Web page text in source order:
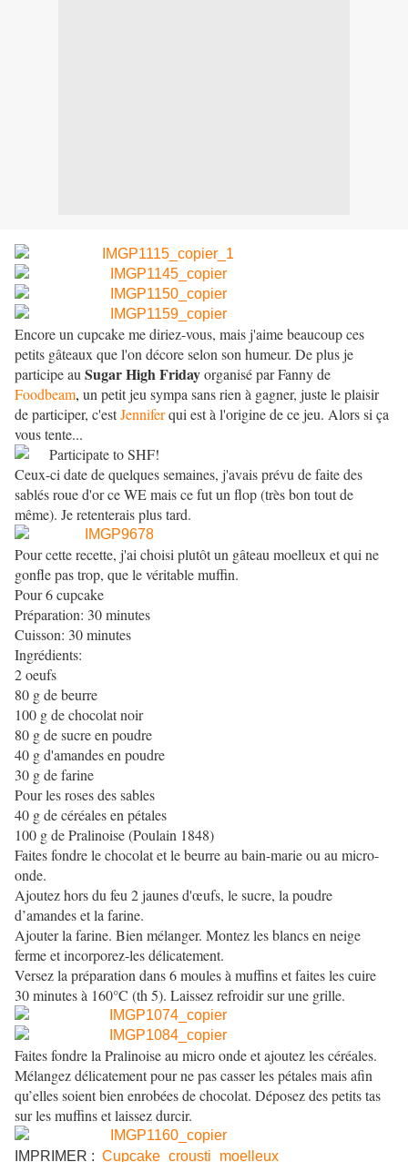
Encore un cupcake me diriez-vous, mais j'aime beaucoup ces
petits gâteaux que l'on décore selon son humeur. De plus je
participe au Sugar High Fridayorganisé par Fanny de
Foodbeam, un petit jeu sympa sans rien à gagner, juste le plaisir
de participer, c'estJenniferqui est à l'origine de ce jeu. Alors si ça
vous tente...
Ceux-ci date de quelques semaines, j'avais prévu de faite des
sablés roue d'or ce WE mais ce fut un flop (très bon tout de
même). Je retenterais plus tard.
Pour cette recette, j'ai choisi plutôt un gâteau moelleux et qui ne
gonfle pas trop, que le véritable muffin.
Pour 6 cupcake
Préparation: 30 minutes
Cuisson: 30 minutes
Ingrédients:
2 oeufs
80 g de beurre
100 g de chocolat noir
80 g de sucre en poudre
40 g d'amandes en poudre
30 g de farine
Pour les roses des sables
40 g de céréales en pétales
100 g de Pralinoise (Poulain 1848)
Faites fondre le chocolat et le beurre au bain-marie ou au micro-
onde.
Ajoutez hors du feu 2 jaunes d'œufs, le sucre, la poudre
d’amandes et la farine.
Ajouter la farine. Bien mélanger. Montez les blancs en neige
ferme et incorporez-les délicatement.
Versez la préparation dans 6 moules à muffins et faites les cuire
30 minutes à 160°C (th 5). Laissez refroidir sur une grille.
Faites fondre la Pralinoise au micro onde et ajoutez les céréales.
Mélangez délicatement pour ne pas casser les pétales mais afin
qu’elles soient bien enrobées de chocolat. Déposez des petits tas
sur les muffins et laissez durcir.
IMPRIMER : Cupcake_crousti_moelleux